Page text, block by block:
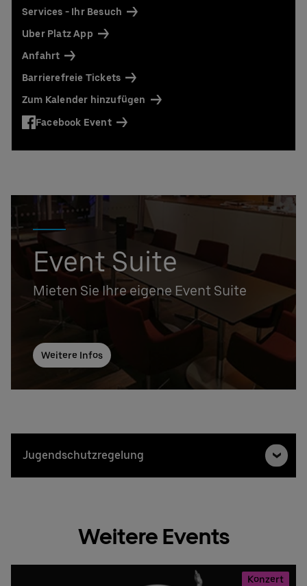
Services - Ihr Besuch
Uber Platz App
Anfahrt
Barrierefreie Tickets
Zum Kalender hinzufügen
Facebook Event
Event Suite
Mieten Sie Ihre eigene Event Suite
Weitere Infos
Jugendschutzregelung
Weitere Events
Konzert